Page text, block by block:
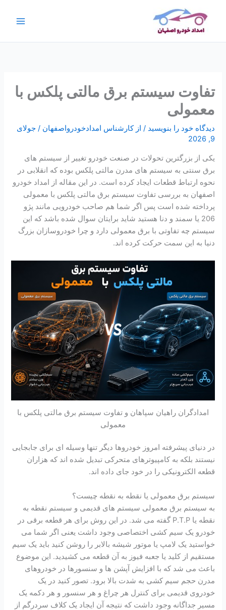
تفاوت سیستم برق مالتی پلکس با
معمولی
دیدگاه‌ خود را بنویسید / از کارشناس امدادخودرواصفهان/جولای
9, 2026
یکی از بزرگترین تحولات در صنعت خودرو تغییر از سیستم های
برق سنتی به سیستم های مدرن مالتی پلکس بوده که انقلابی در
نحوه ارتباط قطعات ایجاد کرده است. در این مقاله از امداد خودرو
اصفهان به بررسی تفاوت سیستم برق مالتی پلکس با معمولی
پرداخته شده است پس اگر شما هم صاحب خودرویی مانند پژو
206 یا سمند و دنا هستید شاید برایتان سوال شده باشد که این
سیستم چه تفاوتی با برق معمولی دارد و چرا خودروسازان بزرگ
دنیا به این سمت حرکت کرده اند.
امدادگران راهیان سپاهان و تفاوت سیستم برق مالتی پلکس با
معمولی
در دنیای پیشرفته امروز خودروها دیگر تنها وسیله ای برای جابجایی
نیستند بلکه به کامپیوترهای متحرکی تبدیل شده اند که هزاران
قطعه الکترونیکی را در خود جای داده اند.
سیستم برق معمولی یا نقطه به نقطه چیست؟
به سیستم برق معمولی سیستم های قدیمی و سیستم نقطه به
نقطه یا P.T.P گفته می شد. در این روش برای هر قطعه برقی در
خودرو یک سیم کشی اختصاصی وجود داشت یعنی اگر شما می
خواستید یک لامپ یا موتور شیشه بالابر را روشن کنید باید یک سیم
مستقیم از کلید یا جعبه فیوز به آن قطعه می کشیدید. این موضوع
باعث می شد که با افزایش آپشن ها و سنسورها در خودروهای
مدرن حجم سیم کشی به شدت بالا برود. تصور کنید در یک
خودروی قدیمی برای کنترل هر چراغ و هر سنسور و هر دکمه یک
مسیر جداگانه وجود داشت که نتیجه آن ایجاد یک کلاف سردرگم از